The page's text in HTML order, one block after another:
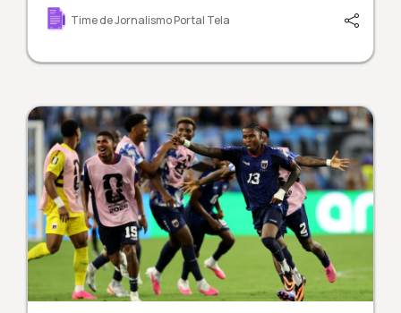
Time de Jornalismo Portal Tela